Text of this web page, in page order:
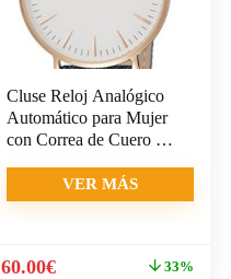
Cluse Reloj Analógico
Automático para Mujer
con Correa de Cuero –
VER MÁS
El
60.00€El
33%